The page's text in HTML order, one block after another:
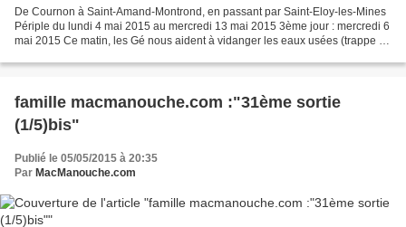
De Cournon à Saint-Amand-Montrond, en passant par Saint-Eloy-les-Mines
Périple du lundi 4 mai 2015 au mercredi 13 mai 2015 3ème jour : mercredi 6
mai 2015 Ce matin, les Gé nous aident à vidanger les eaux usées (trappe de
famille macmanouche.com :"31ème sortie
(1/5)bis"
Publié le 05/05/2015 à 20:35
Par MacManouche.com